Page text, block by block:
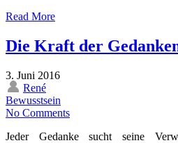
Read More
Die Kraft der
3. Juni 2016
René
Bewusstsein
No Comments
Jeder Gedanke sucht seine